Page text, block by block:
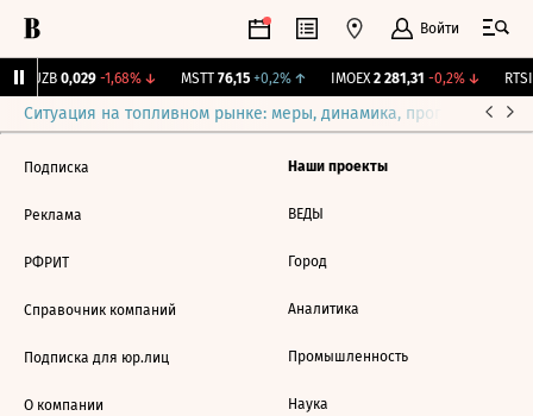
Войти
KUZB 0,029 -1,68%↓ MSTT 76,15 +0,2%↑ IMOEX 2 281,31 -0,2%↓ RTSI
Ситуация на топливном рынке: меры, динамика, прогнозы
Подписка
Реклама
РФРИТ
Справочник компаний
Подписка для юр.лиц
О компании
Наши проекты
ВЕДЫ
Город
Аналитика
Промышленность
Наука